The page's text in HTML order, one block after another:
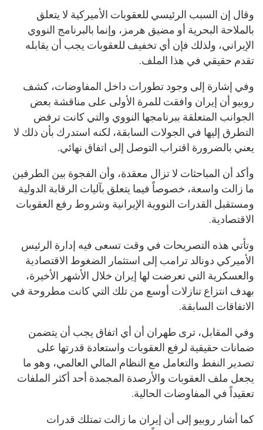
وقال إن السبب الرئيسي للعقوبات الأميركية لا يتعلق
بالملاحة البحرية أو مضيق هرمز، وإنما بالبرنامج النووي
الإيراني، ولذلك فإن أي تخفيف للعقوبات يجب أن يقابله
تقدم حقيقي في هذا الملف.
وفي إشارة إلى وجود تطورات داخل المفاوضات، كشف
روبيو أن إيران وافقت للمرة الأولى على مناقشة بعض
الجوانب المتعلقة ببرنامجها النووي والتي كانت ترفض
التطرق إليها في الجولات السابقة، لكنه استدرك بأن ذلك لا
يعني بالضرورة اقتراب التوصل إلى اتفاق نهائي.
وأكد أن المباحثات لا تزال معقدة، وأن الفجوة بين الطرفين
ما زالت واسعة، خصوصاً فيما يتعلق بآليات الرقابة الدولية
ومستقبل القدرات النووية الإيرانية وشروط رفع العقوبات
الاقتصادية.
وتأتي هذه التصريحات في وقت تسعى فيه إدارة الرئيس
الأميركي دونالد ترامب إلى استثمار الضغوط الاقتصادية
والعسكرية التي تعرضت لها إيران خلال الأشهر الأخيرة،
بهدف انتزاع تنازلات أوسع من تلك التي كانت مطروحة في
الاتفاقات السابقة.
وفي المقابل، ترى طهران أن أي اتفاق يجب أن يتضمن
ضمانات حقيقية لرفع العقوبات واستعادة قدرتها على
تصدير النفط والتعامل مع النظام المالي العالمي، وهو ما
يجعل ملف العقوبات والأرصدة المجمدة أحد أكثر الملفات
تعقيداً في المفاوضات الحالية.
كما أشار روبيو إلى أن إيران ما زالت تمتلك قدرات